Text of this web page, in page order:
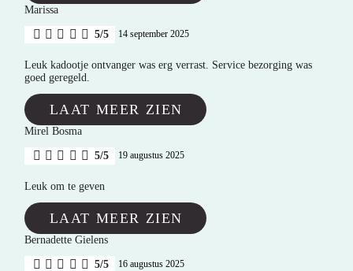
Marissa
5/5 14 september 2025
Leuk kadootje ontvanger was erg verrast. Service bezorging was
goed geregeld.
LAAT MEER ZIEN
Mirel Bosma
5/5 19 augustus 2025
Leuk om te geven
LAAT MEER ZIEN
Bernadette Gielens
5/5 16 augustus 2025